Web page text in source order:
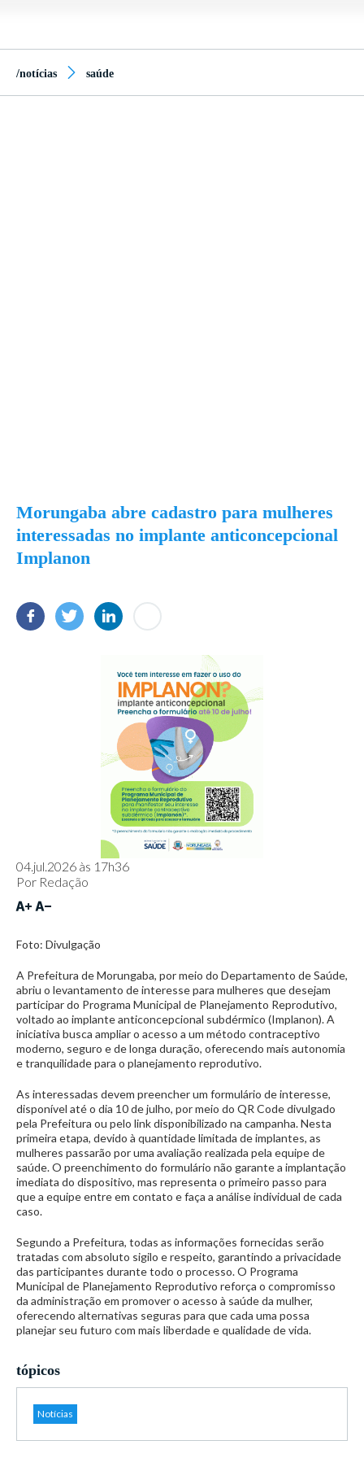
/notícias saúde
Morungaba abre cadastro para mulheres
interessadas no implante anticoncepcional
Implanon
04.jul.2026 às 17h36
Por Redação
Foto: Divulgação
A Prefeitura de Morungaba, por meio do Departamento de Saúde,
abriu o levantamento de interesse para mulheres que desejam
participar do Programa Municipal de Planejamento Reprodutivo,
voltado ao implante anticoncepcional subdérmico (Implanon). A
iniciativa busca ampliar o acesso a um método contraceptivo
moderno, seguro e de longa duração, oferecendo mais autonomia
e tranquilidade para o planejamento reprodutivo.
As interessadas devem preencher um formulário de interesse,
disponível até o dia 10 de julho, por meio do QR Code divulgado
pela Prefeitura ou pelo link disponibilizado na campanha. Nesta
primeira etapa, devido à quantidade limitada de implantes, as
mulheres passarão por uma avaliação realizada pela equipe de
saúde. O preenchimento do formulário não garante a implantação
imediata do dispositivo, mas representa o primeiro passo para
que a equipe entre em contato e faça a análise individual de cada
caso.
Segundo a Prefeitura, todas as informações fornecidas serão
tratadas com absoluto sigilo e respeito, garantindo a privacidade
das participantes durante todo o processo. O Programa
Municipal de Planejamento Reprodutivo reforça o compromisso
da administração em promover o acesso à saúde da mulher,
oferecendo alternativas seguras para que cada uma possa
planejar seu futuro com mais liberdade e qualidade de vida.
tópicos
Notícias